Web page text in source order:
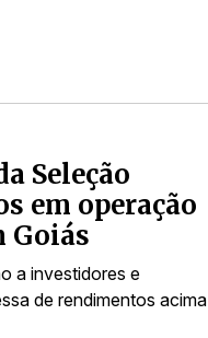
Seleção
em operação
Goiás
a investidores e
de rendimentos acima